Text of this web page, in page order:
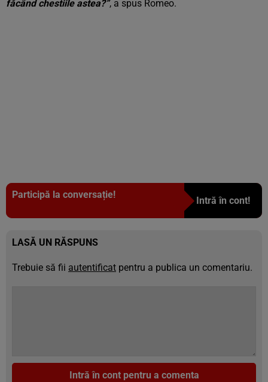
făcând chestiile astea?”, a spus Romeo.
Participă la conversație!
Intră în cont!
LASĂ UN RĂSPUNS
Trebuie să fii autentificat pentru a publica un comentariu.
Intră în cont pentru a comenta